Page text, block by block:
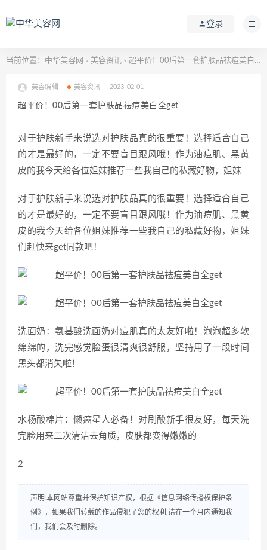
登录
当前位置： 中华美容网 > 美容资讯 > 超平价！00后第一套护肤品祛痘美白全get
美容编辑 美容资讯 2023-02-01
超平价！00后第一套护肤品祛痘美白全get
对于护肤新手来说选对护肤品真的很重要！选择适合自己
的才是最好的，一定不要盲目跟风哦！作为油痘肌、黑黄
皮的我今天给各位姐妹推荐一些我自己的私藏好物，姐妹
对于护肤新手来说选对护肤品真的很重要！选择适合自己
的才是最好的，一定不要盲目跟风哦！作为油痘肌、黑黄
皮的我今天给各位姐妹推荐一些我自己的私藏好物，姐妹
们赶快来get同款吧！
洗面奶：氨基酸洗面奶对痘肌真的太友好啦！泡泡超多软
绵绵的，洗完感觉脸蛋很清爽很舒服，坚持用了一段时间
黑头都消失啦！
水杨酸棉片：懒癌星人必备！对刷酸新手很友好，每天洗
完脸用来二次清洁去角质，皮肤都变得嫩嫩的
2
声明:本网站尊重并保护知识产权，根据《信息网络传播权保护条
例》，如果我们转载的作品侵犯了您的权利,请在一个月内通知我
们，我们会及时删除。